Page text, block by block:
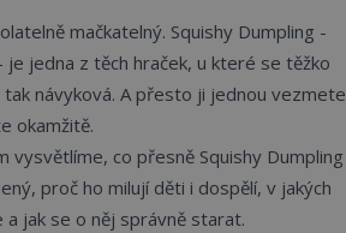
mačkatelný. Squishy Dumpling -
je jedna z těch hraček, u které se těžko
návyková. A přesto ji jednou vezmete
okamžitě.
vysvětlíme, co přesně Squishy Dumpling
proč ho milují děti i dospělí, v jakých
jak se o něj správně starat.